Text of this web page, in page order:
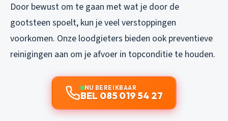
Door bewust om te gaan met wat je door de
gootsteen spoelt, kun je veel verstoppingen
voorkomen. Onze loodgieters bieden ook preventieve
reinigingen aan om je afvoer in topconditie te houden.
NU BEREIKBAAR
BEL 085 019 54 27